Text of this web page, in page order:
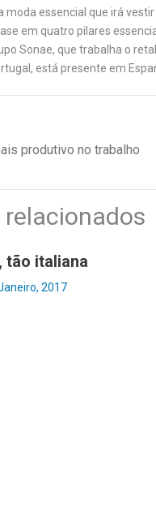
moda essencial que irá
em quatro pilares
Sonae, que trabalha o
está presente em
produtivo no trabalho
tão italiana
2017